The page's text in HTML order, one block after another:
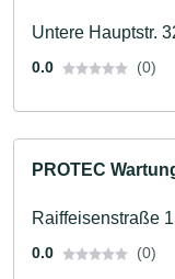
Untere Hauptstr.
0.0 (0)
PROTEC
Raiffeisenstraße
0.0 (0)